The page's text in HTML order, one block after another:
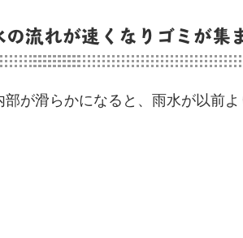
流れが速くなりゴミが集
が滑らかになると、雨水が以前